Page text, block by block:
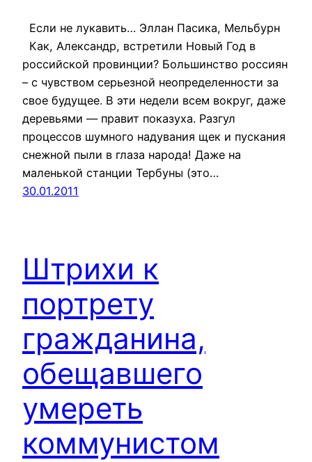
Если не лукавить… Эллан Пасика, Мельбурн
Как, Александр, встретили Новый Год в
российской провинции? Большинство россиян
– с чувством серьезной неопределенности за
свое будущее. В эти недели всем вокруг, даже
деревьями — правит показуха. Разгул
процессов шумного надувания щек и пускания
снежной пыли в глаза народа! Даже на
маленькой станции Тербуны (это…
30.01.2011
Штрихи к
портрету
гражданина,
обещавшего
умереть
коммунистом